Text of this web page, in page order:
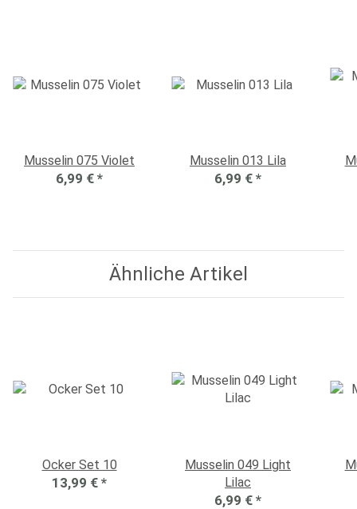
Musselin 075 Violet
6,99 € *
Musselin 013 Lila
6,99 € *
Ähnliche Artikel
Ocker Set 10
13,99 € *
Musselin 049 Light
Lilac
6,99 € *